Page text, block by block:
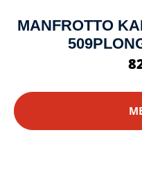
MANFROTTO